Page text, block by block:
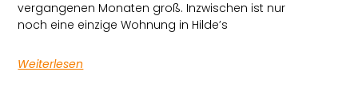
vergangenen Monaten groß. Inzwischen ist nur
noch eine einzige Wohnung in Hilde’s
Weiterlesen